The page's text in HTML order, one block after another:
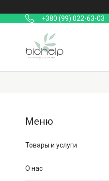
+380 (99) 022-63-03
Товары и услуги
О нас